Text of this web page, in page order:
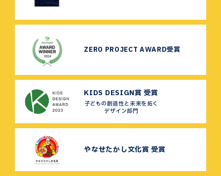
ZERO PROJECT AWARD受賞
KIDS DESIGN賞 受賞
子どもの創造性と未来を拓く
デザイン部門
やなせたかし文化賞 受賞